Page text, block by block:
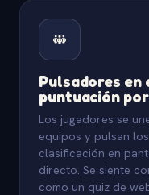
Pulsadores
puntuación
Los jugadores se
equipos y pulsan
clasificación en
directo. Se siente
como un quiz de